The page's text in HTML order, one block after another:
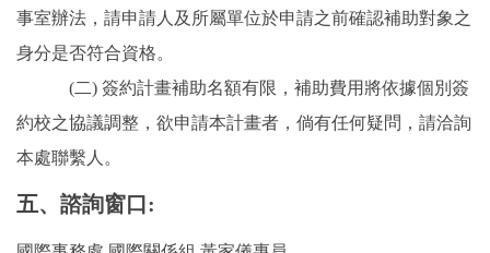
事室辦法，請申請人及所屬單位於申請之前確認補助對象之
身分是否符合資格。
(二) 簽約計畫補助名額有限，補助費用將依據個別簽
約校之協議調整，欲申請本計畫者，倘有任何疑問，請洽詢
本處聯繫人。
五、諮詢窗口: